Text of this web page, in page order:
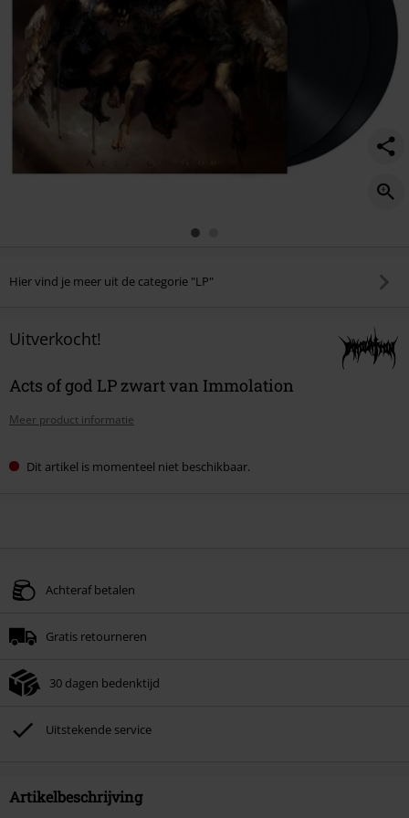
Hier vind je meer uit de categorie "LP"
Uitverkocht!
Acts of god LP zwart van Immolation
Meer product informatie
Dit artikel is momenteel niet beschikbaar.
Achteraf betalen
Gratis retourneren
30 dagen bedenktijd
Uitstekende service
Artikelbeschrijving